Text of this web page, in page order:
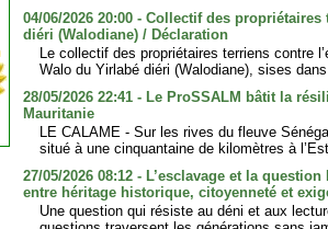
04/06/2026 20:00 - Collectif des
diéri (Walodiane) / Déclaration
Le collectif des propriétaires terriens contre
Walo du Yirlabé diéri (Walodiane), sises
28/05/2026 22:41 - Le ProSSALM bâtit la
Mauritanie
LE CALAME - Sur les rives du fleuve
situé à une cinquantaine de kilomètres à
27/05/2026 08:12 - L’esclavage et la
entre héritage historique, citoyenneté et
Une question qui résiste au déni et aux